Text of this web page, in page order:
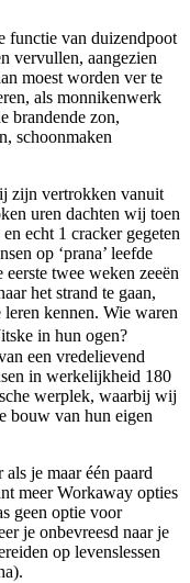
functie van duizendpoot
vervullen, aangezien
moest worden ver te
als monnikenwerk
brandende zon,
schoonmaken
zijn vertrokken vanuit
uren dachten wij toen
echt 1 cracker gegeten
op ‘prana’ leefde
twee weken zeeën
het strand te gaan,
kennen. Wie waren
in hun ogen?
een vredelievend
in werkelijkheid 180
werplek, waarbij wij
bouw van hun eigen
je maar één paard
meer Workaway opties
geen optie voor
je onbevreesd naar je
op levenslessen